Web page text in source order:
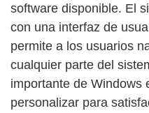
software disponible. El
con una interfaz de
permite a los usuarios
cualquier parte del
importante de Windows
personalizar para